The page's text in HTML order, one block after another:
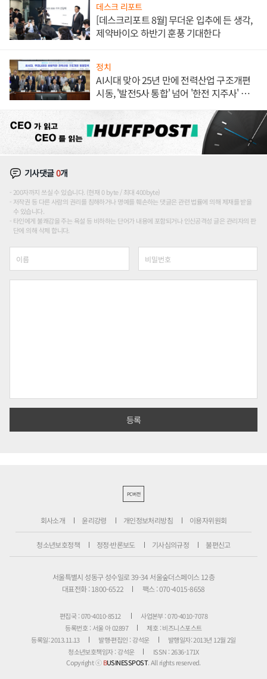
데스크 리포트
[데스크리포트 8월] 무더운 입추에 든 생각,
제약바이오 하반기 훈풍 기대한다
정치
AI시대 맞아 25년 만에 전력산업 구조개편
시동, '발전5사 통합' 넘어 '한전 지주사' 재편
기사댓글0개
200자까지 쓰실 수 있습니다. (현재 0 byte / 최대 400byte)
저작권 등 다른 사람의 권리를 침해하거나 명예를 훼손하는 댓글은 관련 법률에 의해 제재를 받을
수 있습니다.
타인에게 불쾌감을 주는 욕설 등 비하하는 단어가 내용에 포함되거나 인신공격성 글은 관리자의 판
단에 의해 삭제 합니다.
PC버전
회사소개 윤리강령 개인정보처리방침 이용자위원회
청소년보호정책 정정·반론보도 기사심의규정 불편신고
서울특별시 성동구 성수일로 39-34 서울숲더스페이스 12층
대표전화 : 1800-6522
팩스 : 070-4015-8658
편집국 : 070-4010-8512
사업본부 : 070-4010-7078
등록번호 : 서울 아 02897
제호 : 비즈니스포스트
등록일: 2013.11.13
발행·편집인 : 강석운
발행일자: 2013년 12월 2일
청소년보호책임자 : 강석운
ISSN : 2636-171X
Copyright ⓒBUSINESSPOST. All rights reserved.